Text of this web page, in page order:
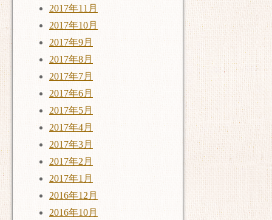
2017年11月
2017年10月
2017年9月
2017年8月
2017年7月
2017年6月
2017年5月
2017年4月
2017年3月
2017年2月
2017年1月
2016年12月
2016年10月